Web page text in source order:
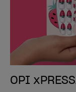
OPI